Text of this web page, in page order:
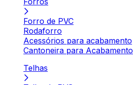
Forro de PVC
Rodaforro
Acessórios para acabamento
Cantoneira para Acabamento
Telhas